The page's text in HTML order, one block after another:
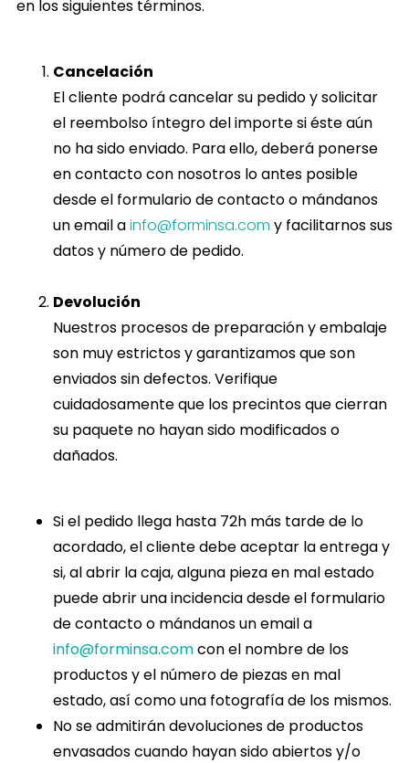
en los siguientes términos.
Cancelación
El cliente podrá cancelar su pedido y solicitar
el reembolso íntegro del importe si éste aún
no ha sido enviado. Para ello, deberá ponerse
en contacto con nosotros lo antes posible
desde el formulario de contacto o mándanos
un email ainfo@forminsa.com y facilitarnos sus
datos y número de pedido.
Devolución
Nuestros procesos de preparación y embalaje
son muy estrictos y garantizamos que son
enviados sin defectos. Verifique
cuidadosamente que los precintos que cierran
su paquete no hayan sido modificados o
dañados.
Si el pedido llega hasta 72h más tarde de lo
acordado, el cliente debe aceptar la entrega y
si, al abrir la caja, alguna pieza en mal estado
puede abrir una incidencia desde el formulario
de contacto o mándanos un email a
info@forminsa.comcon el nombre de los
productos y el número de piezas en mal
estado, así como una fotografía de los mismos.
No se admitirán devoluciones de productos
envasados cuando hayan sido abiertos y/o